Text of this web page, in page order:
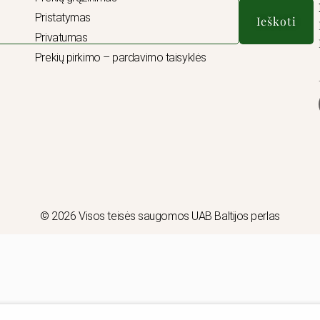
Ieškoti
Pristatymas
Privatumas
Prekių pirkimo – pardavimo taisyklės
© 2026 Visos teisės saugomos UAB Baltijos perlas